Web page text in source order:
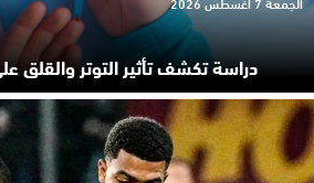
دراسة تكشف تأثير التوتر